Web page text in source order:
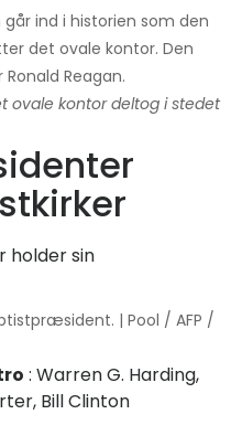
ind i historien som den
det ovale kontor. Den
Reagan.
ovale kontor deltog i stedet
| Pool / AFP /
: Warren G. Harding,
Bill Clinton